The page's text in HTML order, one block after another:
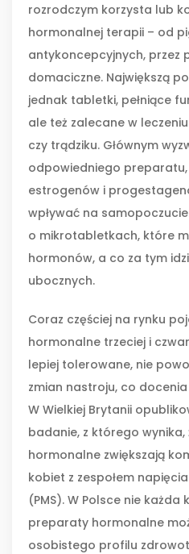
rozrodczym korzysta lub
hormonalnej terapii – od
antykoncepcyjnych, przez
domaciczne. Największą
jednak tabletki, pełniące
ale też zalecane w
czy trądziku. Głównym
odpowiedniego
estrogenów i
wpływać na
o mikrotabletkach, które
hormonów, a co za tym
ubocznych.
Coraz częściej na rynku
hormonalne trzeciej i
lepiej tolerowane, nie
zmian nastroju, co
W Wielkiej Brytanii
badanie, z którego
hormonalne zwiększają
kobiet z zespołem
(PMS). W Polsce nie każda
preparaty hormonalne
osobistego profilu